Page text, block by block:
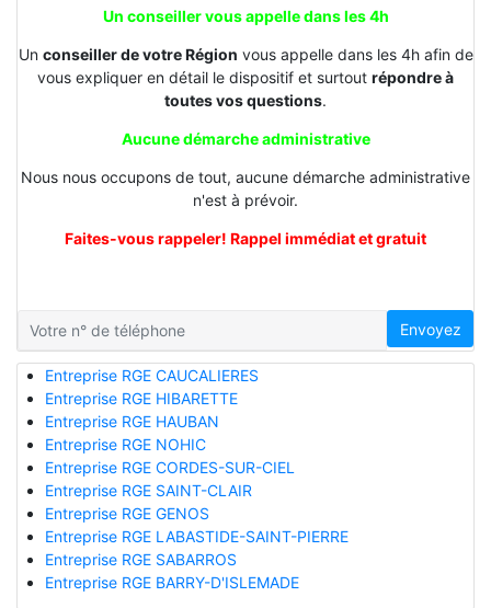
Un conseiller vous appelle dans les 4h
Un conseiller de votre Région vous appelle dans les 4h afin de
vous expliquer en détail le dispositif et surtout répondre à
toutes vos questions.
Aucune démarche administrative
Nous nous occupons de tout, aucune démarche administrative
n'est à prévoir.
Faites-vous rappeler! Rappel immédiat et gratuit
Envoyez
Entreprise RGE CAUCALIERES
Entreprise RGE HIBARETTE
Entreprise RGE HAUBAN
Entreprise RGE NOHIC
Entreprise RGE CORDES-SUR-CIEL
Entreprise RGE SAINT-CLAIR
Entreprise RGE GENOS
Entreprise RGE LABASTIDE-SAINT-PIERRE
Entreprise RGE SABARROS
Entreprise RGE BARRY-D'ISLEMADE